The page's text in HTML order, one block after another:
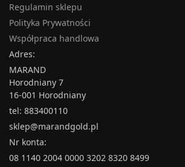
Regulamin sklepu
Polityka Prywatności
Współpraca handlowa
Adres:
MARAND
Horodniany 7
16-001 Horodniany
tel: 883400110
sklep@marandgold.pl
Nr konta:
08 1140 2004 0000 3202 8320 8499